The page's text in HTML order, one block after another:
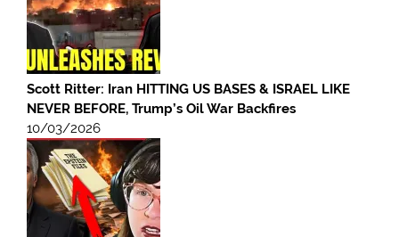
Scott Ritter: Iran HITTING US BASES & ISRAEL LIKE
NEVER BEFORE, Trump’s Oil War Backfires
10/03/2026